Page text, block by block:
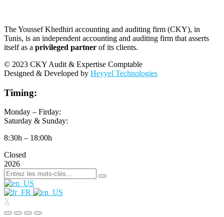
The Youssef Khedhiri accounting and auditing firm (CKY), in
Tunis, is an independent accounting and auditing firm that asserts
itself as a privileged partner of its clients.
© 2023 CKY Audit & Expertise Comptable
Designed & Developed by Heyyel Technologies
Timing:
Monday – Firday:
Saturday & Sunday:
8:30h – 18:00h
Closed
2026
X